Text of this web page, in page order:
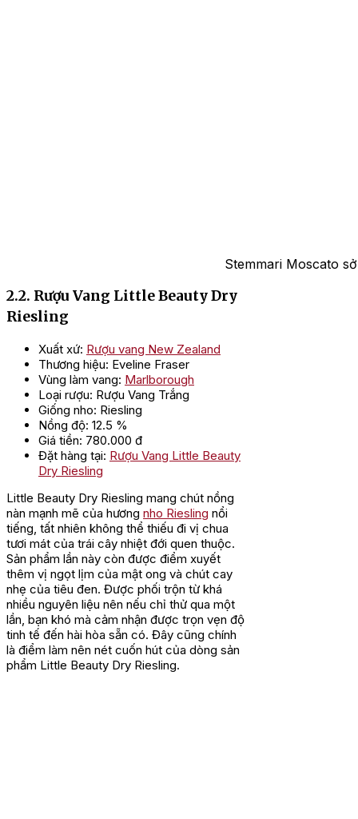
Stemmari Moscato
2.2. Rượu Vang Little Beauty Dry
Riesling
Xuất xứ: Rượu vang New Zealand
Thương hiệu: Eveline Fraser
Vùng làm vang: Marlborough
Loại rượu: Rượu Vang Trắng
Giống nho: Riesling
Nồng độ: 12.5 %
Giá tiền: 780.000 đ
Đặt hàng tại: Rượu Vang Little Beauty
Dry Riesling
Little Beauty Dry Riesling mang chút nồng
nàn mạnh mẽ của hương nho Riesling nổi
tiếng, tất nhiên không thể thiếu đi vị chua
tươi mát của trái cây nhiệt đới quen thuộc.
Sản phẩm lần này còn được điểm xuyết
thêm vị ngọt lịm của mật ong và chút cay
nhẹ của tiêu đen. Được phối trộn từ khá
nhiều nguyên liệu nên nếu chỉ thử qua một
lần, bạn khó mà cảm nhận được trọn vẹn độ
tinh tế đến hài hòa sẵn có. Đây cũng chính
là điểm làm nên nét cuốn hút của dòng sản
phẩm Little Beauty Dry Riesling.